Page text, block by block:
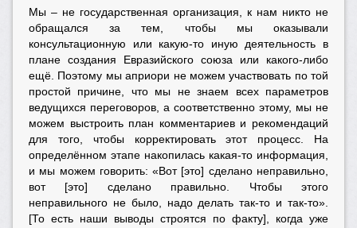
Мы – не государственная организация, к нам никто не
обращался за тем, чтобы мы оказывали
консультационную или какую-то иную деятельность в
плане создания Евразийского союза или какого-либо
ещё. Поэтому мы априори не можем участвовать по той
простой причине, что мы не знаем всех параметров
ведущихся переговоров, а соответственно этому, мы не
можем выстроить план комментариев и рекомендаций
для того, чтобы корректировать этот процесс. На
определённом этапе накопилась какая-то информация,
и мы можем говорить: «Вот [это] сделано неправильно,
вот [это] сделано правильно. Чтобы этого
неправильного не было, надо делать так-то и так-то».
[То есть наши выводы строятся по факту], когда уже